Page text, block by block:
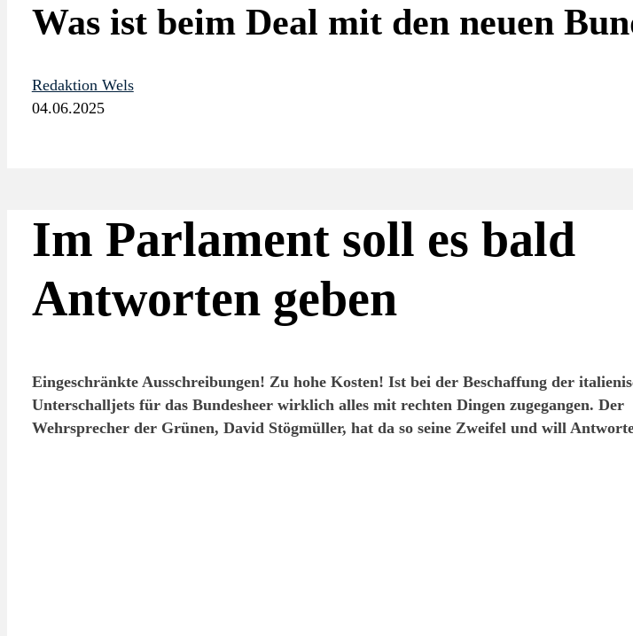
Was ist beim Deal mit den neuen
Redaktion Wels
04.06.2025
Im Parlament soll es bald
Antworten geben
Eingeschränkte Ausschreibungen! Zu hohe Kosten! Ist bei der Beschaffung der
Unterschalljets für das Bundesheer wirklich alles mit rechten Dingen zugegangen. Der
Wehrsprecher der Grünen, David Stögmüller, hat da so seine Zweifel und will